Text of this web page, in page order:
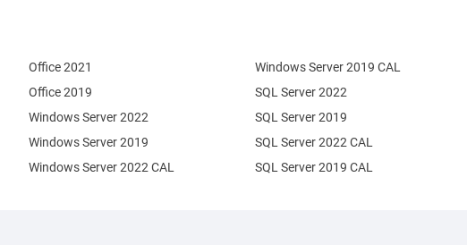
Office 2021
Office 2019
Windows Server 2022
Windows Server 2019
SQL Server 2022
SQL Server 2019
Windows Server 2022 CAL
Windows Server 2019 CAL
SQL Server 2022 CAL
SQL Server 2019 CAL